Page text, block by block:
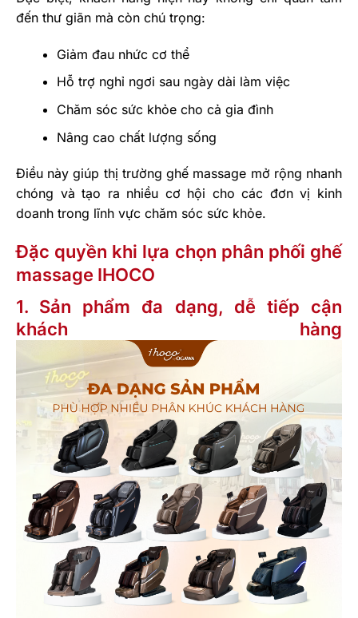
đến thư giãn mà còn chú trọng:
Giảm đau nhức cơ thể
Hỗ trợ nghỉ ngơi sau ngày dài làm việc
Chăm sóc sức khỏe cho cả gia đình
Nâng cao chất lượng sống
Điều này giúp thị trường ghế massage mở rộng nhanh
chóng và tạo ra nhiều cơ hội cho các đơn vị kinh
doanh trong lĩnh vực chăm sóc sức khỏe.
Đặc quyền khi lựa chọn phân phối ghế
massage IHOCO
1. Sản phẩm đa dạng, dễ tiếp cận
khách hàng